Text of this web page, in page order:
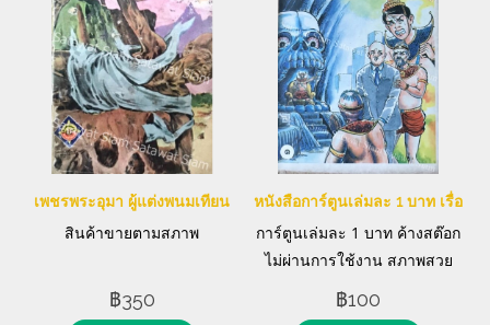
เพชรพระอุมา ผู้แต่งพนมเทียน
สินค้าขายตามสภาพ
฿350
หนังสือการ์ตูนเล่มละ 1 บาท เรื่อง ไ
การ์ตูนเล่มละ 1 บาท ค้างสต๊อก
ไม่ผ่านการใช้งาน สภาพสวย
มาก แต่งโดย ศุกร์'๙
฿100